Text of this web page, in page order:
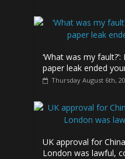
‘What was my
paper leak ended
Thursday August 6th,
UK approval for
London was lawful,